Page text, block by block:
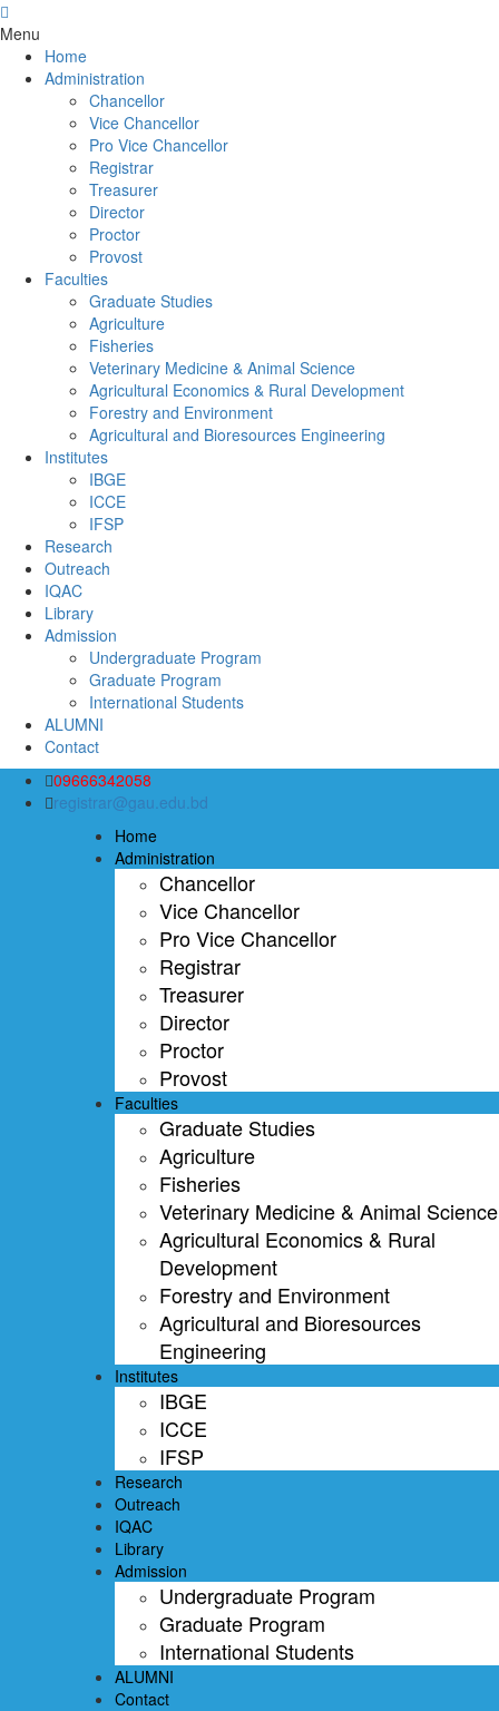
Menu
Home
Administration
Chancellor
Vice Chancellor
Pro Vice Chancellor
Registrar
Treasurer
Director
Proctor
Provost
Faculties
Graduate Studies
Agriculture
Fisheries
Veterinary Medicine & Animal Science
Agricultural Economics & Rural Development
Forestry and Environment
Agricultural and Bioresources Engineering
Institutes
IBGE
ICCE
IFSP
Research
Outreach
IQAC
Library
Admission
Undergraduate Program
Graduate Program
International Students
ALUMNI
Contact
09666342058
registrar@gau.edu.bd
Home
Administration
Chancellor
Vice Chancellor
Pro Vice Chancellor
Registrar
Treasurer
Director
Proctor
Provost
Faculties
Graduate Studies
Agriculture
Fisheries
Veterinary Medicine & Animal Science
Agricultural Economics & Rural
Development
Forestry and Environment
Agricultural and Bioresources
Engineering
Institutes
IBGE
ICCE
IFSP
Research
Outreach
IQAC
Library
Admission
Undergraduate Program
Graduate Program
International Students
ALUMNI
Contact